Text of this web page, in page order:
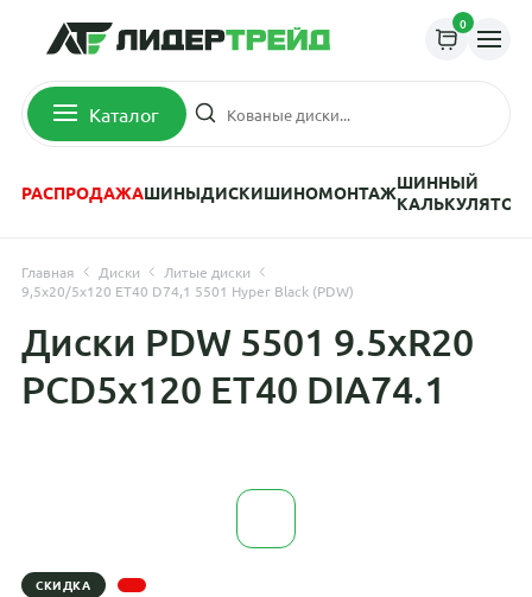
0
Каталог
РАСПРОДАЖАШИНЫДИСКИШИНОМОНТАЖШИННЫЙ
КАЛЬКУЛЯТОР
Главная Диски
Литые диски
9,5x20/5x120 ET40 D74,1 5501 Hyper Black (PDW)
Диски PDW 5501 9.5xR20
PCD5x120 ET40 DIA74.1
СКИДКА